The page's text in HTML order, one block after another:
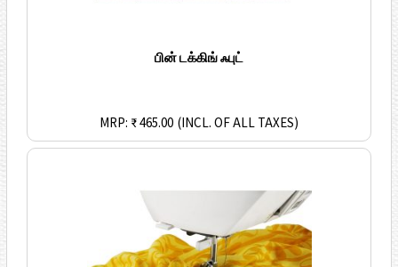
பின் டக்கிங் ஃபுட்
MRP: ₹ 465.00 (INCL. OF ALL TAXES)